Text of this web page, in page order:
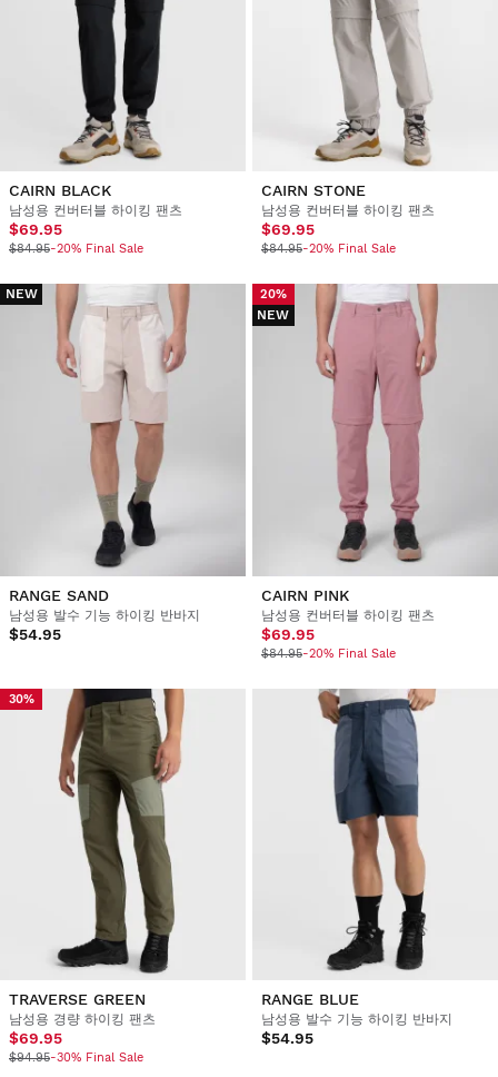
CAIRN BLACK
남성용 컨버터블 하이킹 팬츠
$69.95
$84.95-20% Final Sale
CAIRN STONE
남성용 컨버터블 하이킹 팬츠
$69.95
$84.95-20% Final Sale
NEW
RANGE SAND
남성용 발수 기능 하이킹 반바지
$54.95
20%
NEW
CAIRN PINK
남성용 컨버터블 하이킹 팬츠
$69.95
$84.95-20% Final Sale
30%
TRAVERSE GREEN
남성용 경량 하이킹 팬츠
$69.95
$94.95-30% Final Sale
RANGE BLUE
남성용 발수 기능 하이킹 반바지
$54.95